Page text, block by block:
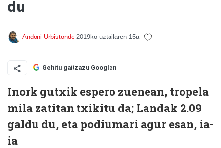
du
Andoni Urbistondo 2019ko uztailaren 15a
Gehitu gaitzazu Googlen
Inork gutxik espero zuenean, tropela
mila zatitan txikitu da; Landak 2.09
galdu du, eta podiumari agur esan, ia-
ia